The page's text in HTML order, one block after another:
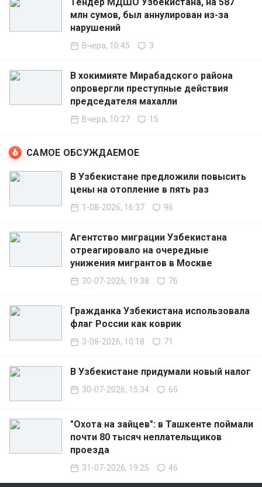
Тендер МДШО Узбекистана, на 587
млн сумов, был аннулирован из-за
нарушений
Вчера, 10:45 3
В хокимияте Мирабадского района
опровергли преступные действия
председателя махалли
Вчера, 10:27 15
САМОЕ ОБСУЖДАЕМОЕ
В Узбекистане предложили повысить
цены на отопление в пять раз
1-08-2026, 16:37 96
Агентство миграции Узбекистана
отреагировало на очередные
унижения мигрантов в Москве
30-07-2026, 19:38 76
Гражданка Узбекистана использовала
флаг России как коврик
3-08-2026, 10:18 71
В Узбекистане придумали новый налог
30-07-2026, 15:34 65
"Охота на зайцев": в Ташкенте поймали
почти 80 тысяч неплательщиков
проезда
31-07-2026, 19:25 46